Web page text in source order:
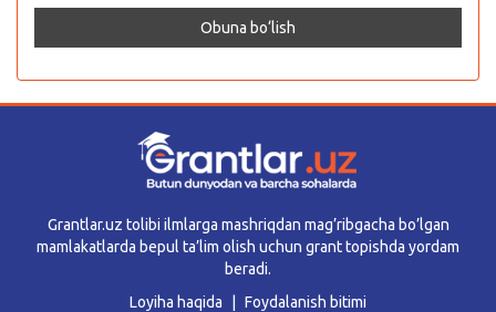
Grantlar.uz tolibi ilmlarga mashriqdan mag’ribgacha bo’lgan
mamlakatlarda bepul ta’lim olish uchun grant topishda yordam
beradi.
Loyiha haqida
Foydalanish bitimi